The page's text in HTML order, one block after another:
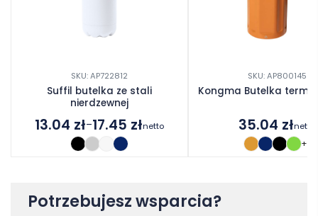
SKU: AP722812
Suffil butelka ze stali
nierdzewnej
13.04 zł–17.45 zł
17.45 zł
netto
SKU: AP800145
Kongma Butelka
35.04 złnetto
+1
Potrzebujesz wsparcia?